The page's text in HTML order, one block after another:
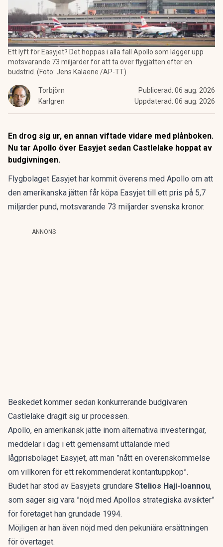
Ett lyft för Easyjet? Det hoppas i alla fall Apollo som lägger upp
motsvarande 73 miljarder för att ta över flygjätten efter en
budstrid. (Foto: Jens Kalaene /AP-TT)
Torbjörn
Karlgren
Publicerad: 06 aug. 2026
Uppdaterad: 06 aug. 2026
En drog sig ur, en annan viftade vidare med plånboken.
Nu tar Apollo över Easyjet sedan Castlelake hoppat av
budgivningen.
Flygbolaget Easyjet har kommit överens med Apollo om att
den amerikanska jätten får köpa Easyjet till ett pris på 5,7
miljarder pund, motsvarande 73 miljarder svenska kronor.
ANNONS
Beskedet kommer sedan konkurrerande budgivaren
Castlelake dragit sig ur processen.
Apollo, en amerikansk jätte inom alternativa investeringar,
meddelar i dag i ett gemensamt uttalande med
lågprisbolaget Easyjet, att man ”nått en överenskommelse
om villkoren för ett rekommenderat kontantuppköp”.
Budet har stöd av Easyjets grundare Stelios Haji-Ioannou,
som säger sig vara ”nöjd med Apollos strategiska avsikter”
för företaget han grundade 1994.
Möjligen är han även nöjd med den pekuniära ersättningen
för övertaget.